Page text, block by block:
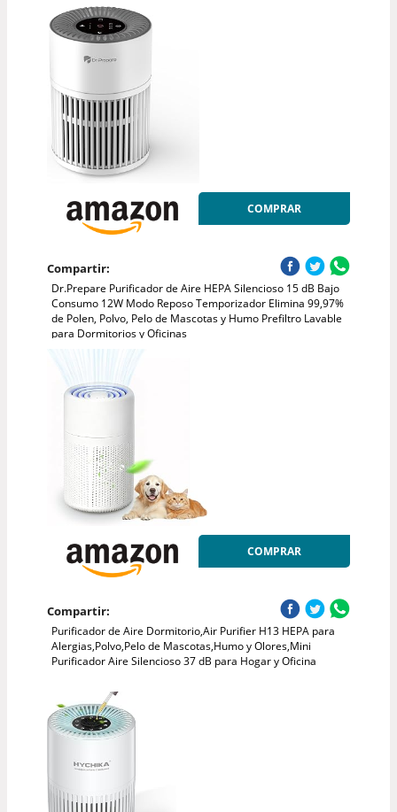
COMPRAR
Compartir:
Dr.Prepare Purificador de Aire HEPA Silencioso 15 dB Bajo
Consumo 12W Modo Reposo Temporizador Elimina 99,97%
de Polen, Polvo, Pelo de Mascotas y Humo Prefiltro Lavable
para Dormitorios y Oficinas
COMPRAR
Compartir:
Purificador de Aire Dormitorio,Air Purifier H13 HEPA para
Alergias,Polvo,Pelo de Mascotas,Humo y Olores,Mini
Purificador Aire Silencioso 37 dB para Hogar y Oficina